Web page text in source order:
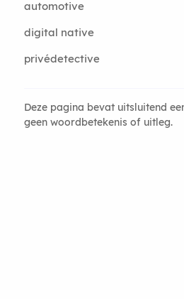
automotive
digital native
privédetective
Deze pagina bevat uitsluitend
geen woordbetekenis of uitleg.